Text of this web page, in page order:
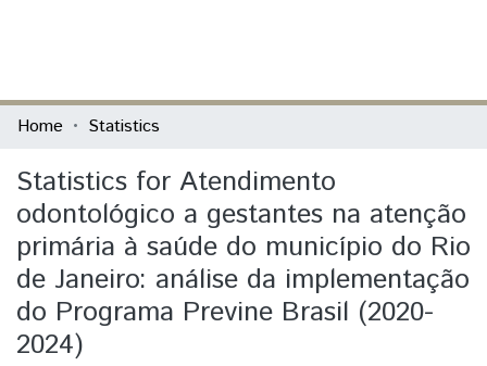
Communities & Collections
All of DSpace
Home Statistics
Statistics for Atendimento
odontológico a gestantes na atenção
primária à saúde do município do Rio
de Janeiro: análise da implementação
do Programa Previne Brasil (2020-
2024)